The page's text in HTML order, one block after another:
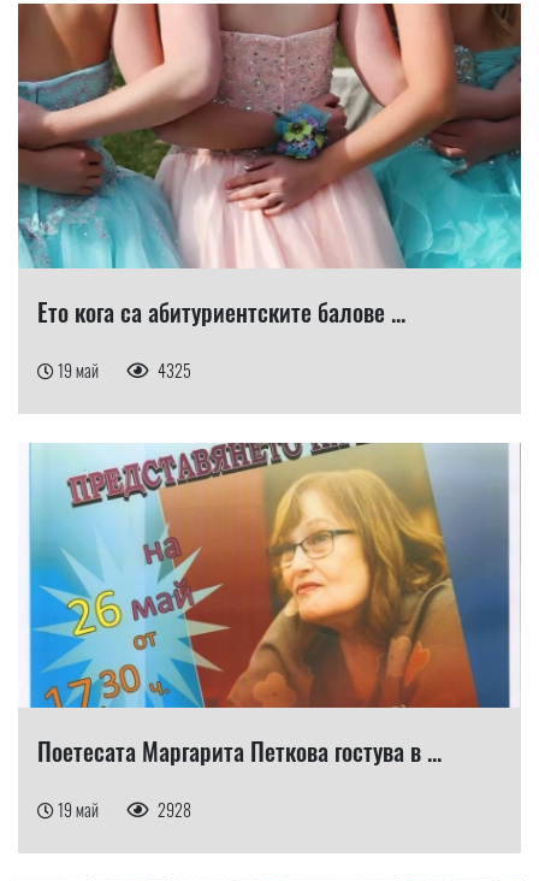
Ето кога са абитуриентските балове ...
19 май 4325
Поетесата Маргарита Петкова гостува в ...
19 май 2928